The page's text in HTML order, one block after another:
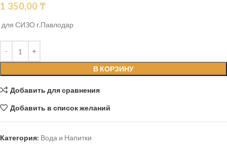
1 350,00 ₸
для СИЗО г.Павлодар
В КОРЗИНУ
Добавить для сравнения
Добавить в список желаний
Категория: Вода и Напитки